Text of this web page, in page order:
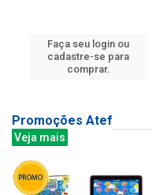
Faça seu login ou
cadastre-se para
comprar.
Promoções Atef
Veja mais